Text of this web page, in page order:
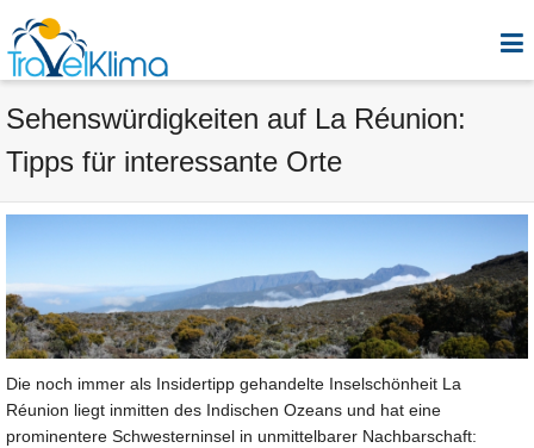
Sehenswürdigkeiten auf La Réunion:
Tipps für interessante Orte
Die noch immer als Insidertipp gehandelte Inselschönheit La
Réunion liegt inmitten des Indischen Ozeans und hat eine
prominentere Schwesterninsel in unmittelbarer Nachbarschaft: